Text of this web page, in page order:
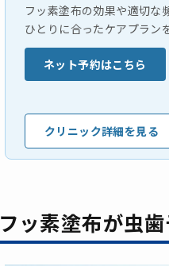
フッ素塗布の効果や適切な
ひとりに合ったケアプラン
ネット予約はこちら
クリニック詳細を見る
フッ素塗布が虫